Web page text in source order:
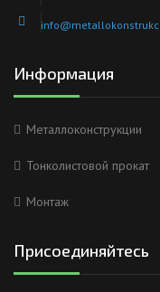
Информация
Металлоконструкции
Тонколистовой прокат
Монтаж
Присоединяйтесь